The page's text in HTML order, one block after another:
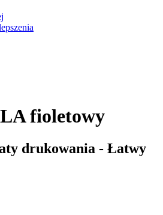
fioletowy
drukowania - Łatwy